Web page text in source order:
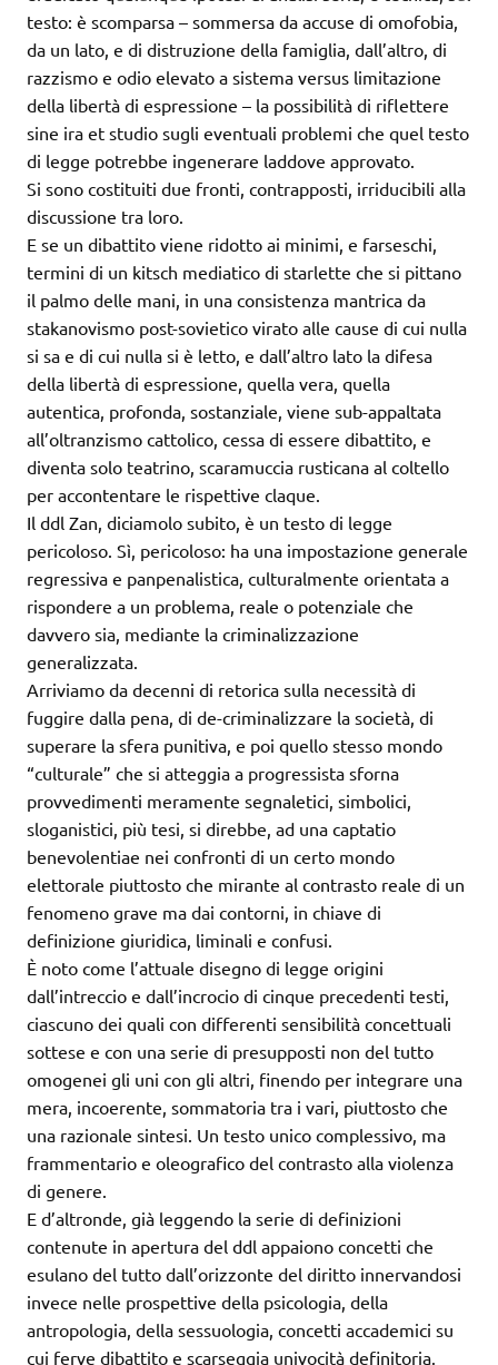
testo: è scomparsa – sommersa da accuse di omofobia,
da un lato, e di distruzione della famiglia, dall’altro, di
razzismo e odio elevato a sistema versus limitazione
della libertà di espressione – la possibilità di riflettere
sine ira et studio sugli eventuali problemi che quel testo
di legge potrebbe ingenerare laddove approvato.
Si sono costituiti due fronti, contrapposti, irriducibili alla
discussione tra loro.
E se un dibattito viene ridotto ai minimi, e farseschi,
termini di un kitsch mediatico di starlette che si pittano
il palmo delle mani, in una consistenza mantrica da
stakanovismo post-sovietico virato alle cause di cui nulla
si sa e di cui nulla si è letto, e dall’altro lato la difesa
della libertà di espressione, quella vera, quella
autentica, profonda, sostanziale, viene sub-appaltata
all’oltranzismo cattolico, cessa di essere dibattito, e
diventa solo teatrino, scaramuccia rusticana al coltello
per accontentare le rispettive claque.
Il ddl Zan, diciamolo subito, è un testo di legge
pericoloso. Sì, pericoloso: ha una impostazione generale
regressiva e panpenalistica, culturalmente orientata a
rispondere a un problema, reale o potenziale che
davvero sia, mediante la criminalizzazione
generalizzata.
Arriviamo da decenni di retorica sulla necessità di
fuggire dalla pena, di de-criminalizzare la società, di
superare la sfera punitiva, e poi quello stesso mondo
“culturale” che si atteggia a progressista sforna
provvedimenti meramente segnaletici, simbolici,
sloganistici, più tesi, si direbbe, ad una captatio
benevolentiae nei confronti di un certo mondo
elettorale piuttosto che mirante al contrasto reale di un
fenomeno grave ma dai contorni, in chiave di
definizione giuridica, liminali e confusi.
È noto come l’attuale disegno di legge origini
dall’intreccio e dall’incrocio di cinque precedenti testi,
ciascuno dei quali con differenti sensibilità concettuali
sottese e con una serie di presupposti non del tutto
omogenei gli uni con gli altri, finendo per integrare una
mera, incoerente, sommatoria tra i vari, piuttosto che
una razionale sintesi. Un testo unico complessivo, ma
frammentario e oleografico del contrasto alla violenza
di genere.
E d’altronde, già leggendo la serie di definizioni
contenute in apertura del ddl appaiono concetti che
esulano del tutto dall’orizzonte del diritto innervandosi
invece nelle prospettive della psicologia, della
antropologia, della sessuologia, concetti accademici su
cui ferve dibattito e scarseggia univocità definitoria.